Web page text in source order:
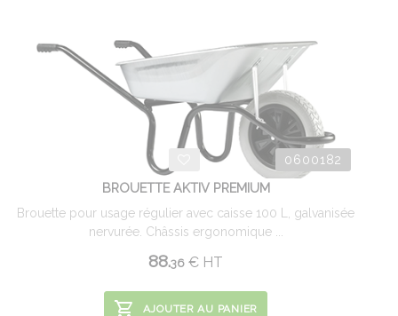
0600182
BROUETTE AKTIV PREMIUM
Brouette pour usage régulier avec caisse 100 L, galvanisée
nervurée. Châssis ergonomique ...
88.36 € HT
AJOUTER AU PANIER